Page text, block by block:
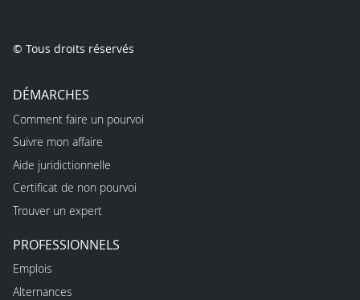
© Tous droits réservés
DÉMARCHES
Comment faire un pourvoi
Suivre mon affaire
Aide juridictionnelle
Certificat de non pourvoi
Trouver un expert
PROFESSIONNELS
Emplois
Alternances